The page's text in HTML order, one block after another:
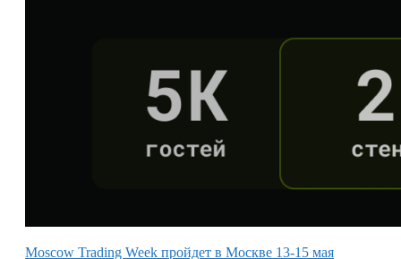
Moscow Trading Week пройдет в Москве 13-15 мая